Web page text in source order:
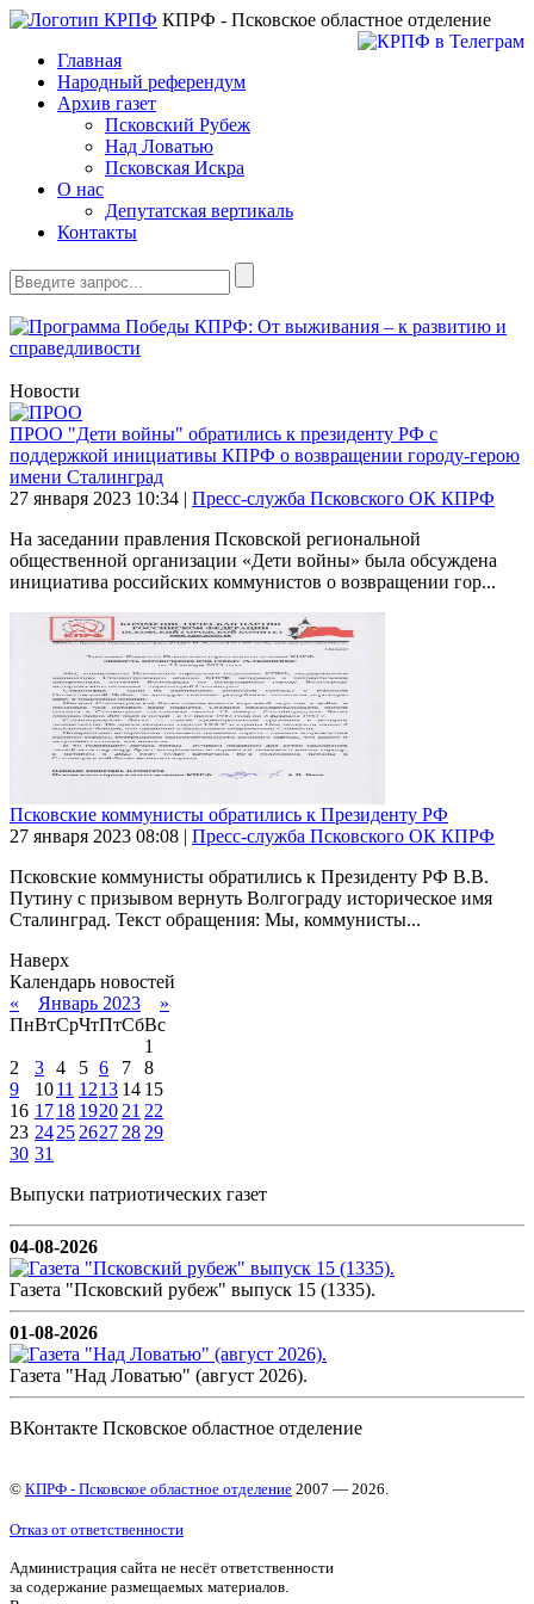
КПРФ - Псковское областное отделение
Главная
Народный референдум
Архив газет
Псковский Рубеж
Над Ловатью
Псковская Искра
О нас
Депутатская вертикаль
Контакты
Новости
ПРОО "Дети войны" обратились к президенту РФ с
поддержкой инициативы КПРФ о возвращении городу-герою
имени Сталинград
27 января 2023 10:34 | Пресс-служба Псковского ОК КПРФ
На заседании правления Псковской региональной
общественной организации «Дети войны» была обсуждена
инициатива российских коммунистов о возвращении гор...
Псковские коммунисты обратились к Президенту РФ
27 января 2023 08:08 | Пресс-служба Псковского ОК КПРФ
Псковские коммунисты обратились к Президенту РФ В.В.
Путину с призывом вернуть Волгограду историческое имя
Сталинград. Текст обращения: Мы, коммунисты...
Наверх
Календарь новостей
«
Январь 2023
»
ПнВтСрЧтПтСбВс
1
2
3 4 5 6 7
8
9
1011 1213 14 15
16 1718 1920 21 22
23 2425 2627 28 29
30 31
Выпуски патриотических газет
04-08-2026
Газета "Псковский рубеж" выпуск 15 (1335).
01-08-2026
Газета "Над Ловатью" (август 2026).
ВКонтакте Псковское областное отделение
© КПРФ - Псковское областное отделение 2007 — 2026.
Отказ от ответственности
Администрация сайта не несёт ответственности
за содержание размещаемых материалов.